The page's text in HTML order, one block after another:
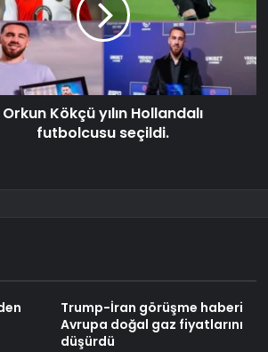
Orkun Kökçü yılın Hollandalı
futbolcusu seçildi.
Trump-İran görüşme haberi
Avrupa doğal gaz fiyatlarını
düşürdü